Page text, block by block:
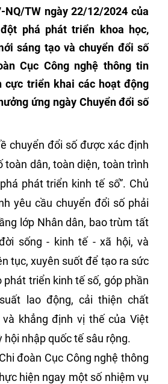
NQ/TW ngày 22/12/2024 của
phá phát triển khoa học,
sáng tạo và chuyển đổi số
Cục Công nghệ thông tin
cực triển khai các hoạt động
ứng ngày Chuyển đổi số
chuyển đổi số được xác định
toàn dân, toàn diện, toàn trình
phát triển kinh tế số”. Chủ
yêu cầu chuyển đổi số phải
lớp Nhân dân, bao trùm tất
sống - kinh tế - xã hội, và
tục, xuyên suốt để tạo ra sức
phát triển kinh tế số, góp phần
lao động, cải thiện chất
và khẳng định vị thế của Việt
hội nhập quốc tế sâu rộng.
đoàn Cục Công nghệ thông
hiện ngay một số nhiệm vụ